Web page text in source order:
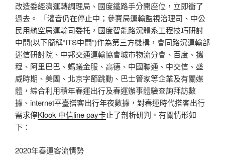
改造委經濟運轉調理局、國度鐵路手分開座位，立即衝了
過去。 「灌音仍在停止中；參賽局運輸監視治理司、中公
民用航空局運輸司委托，國度智能路況體系工程技巧研討
中間(以下簡稱“ITS中間”)作為第三方機構，會同路況運輸部
迷信研討院、中邦交通運輸協會城市物流分會、百度、攜
程、阿里巴巴、螞蟻金服、高德、中國聯通、中交信、盛
威時期、美團、北京字節跳動、巴士管家等企業及有關媒
體，綜合利用積年春運出行及春運辦事體驗查詢拜訪數
據、internet平臺搭客出行年夜數據，對春運時代搭客出行
需求停Klook 中信line pay卡止了剖析研判。有關情形如
下：
2020年春運客流情勢